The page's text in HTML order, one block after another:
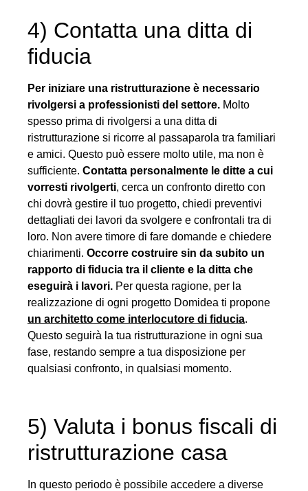
4) Contatta una ditta di
fiducia
Per iniziare una ristrutturazione è necessario
rivolgersi a professionisti del settore. Molto
spesso prima di rivolgersi a una ditta di
ristrutturazione si ricorre al passaparola tra familiari
e amici. Questo può essere molto utile, ma non è
sufficiente. Contatta personalmente le ditte a cui
vorresti rivolgerti, cerca un confronto diretto con
chi dovrà gestire il tuo progetto, chiedi preventivi
dettagliati dei lavori da svolgere e confrontali tra di
loro. Non avere timore di fare domande e chiedere
chiarimenti. Occorre costruire sin da subito un
rapporto di fiducia tra il cliente e la ditta che
eseguirà i lavori. Per questa ragione, per la
realizzazione di ogni progetto Domidea ti propone
un architetto come interlocutore di fiducia.
Questo seguirà la tua ristrutturazione in ogni sua
fase, restando sempre a tua disposizione per
qualsiasi confronto, in qualsiasi momento.
5) Valuta i bonus fiscali di
ristrutturazione casa
In questo periodo è possibile accedere a diverse